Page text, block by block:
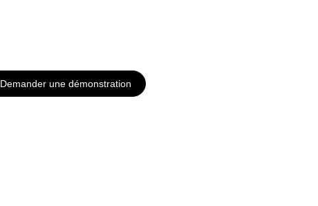
Demander une démonstration